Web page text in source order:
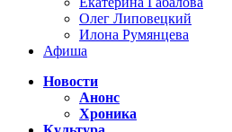
Олег Липовецкий
Илона Румянцева
Афиша
Новости
Анонс
Хроника